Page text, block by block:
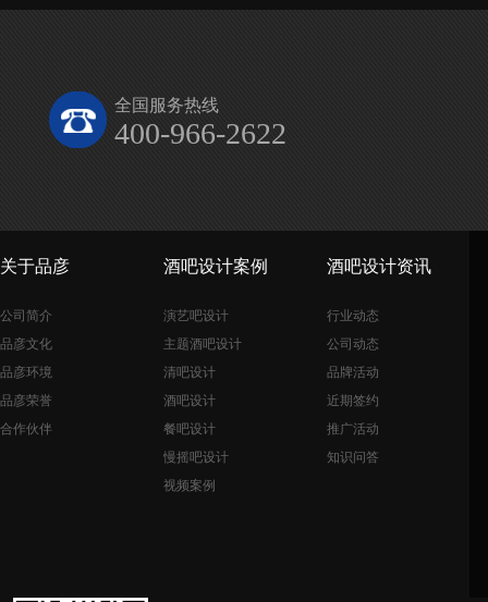
全国服务热线
400-966-2622
关于品彦
公司简介
品彦文化
品彦环境
品彦荣誉
合作伙伴
酒吧设计案例
演艺吧设计
主题酒吧设计
清吧设计
酒吧设计
餐吧设计
慢摇吧设计
视频案例
酒吧设计资讯
行业动态
公司动态
品牌活动
近期签约
推广活动
知识问答